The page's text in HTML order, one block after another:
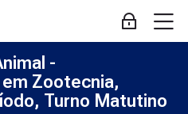
Acessar
-
Zootecnia,
Turno Matutino